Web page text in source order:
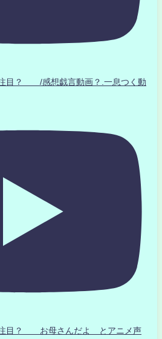
目？ /感想戯言動画？.一息つく動
注目？ お母さんだよ とアニメ声